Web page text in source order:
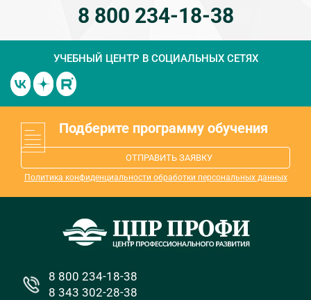
8 800 234-18-38
УЧЕБНЫЙ ЦЕНТР В СОЦИАЛЬНЫХ СЕТЯХ
Подберите программу обучения
ОТПРАВИТЬ ЗАЯВКУ
Политика конфиденциальности обработки персональных данных
8 800 234-18-38
8 343 302-28-38